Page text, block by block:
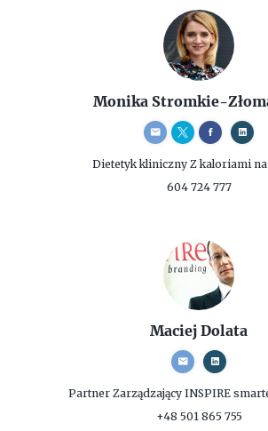
Monika Stromkie-
Dietetyk kliniczny Z kaloriami
604 724 777
Maciej Dolata
Partner Zarządzający INSPIRE
+48 501 865 755